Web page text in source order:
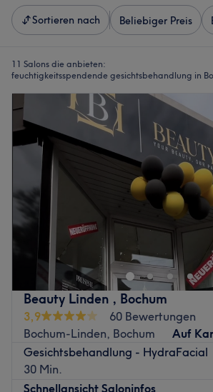
Sortieren nach Beliebiger Preis
11 Salons die anbieten:
feuchtigkeitsspendende gesichtsbehandlung in
Beauty Linden , Bochum
3,9
60 Bewertungen
Bochum-Linden, Bochum
Auf
Gesichtsbehandlung - HydraFacial
30 Min.
Schnellansicht Saloninfos